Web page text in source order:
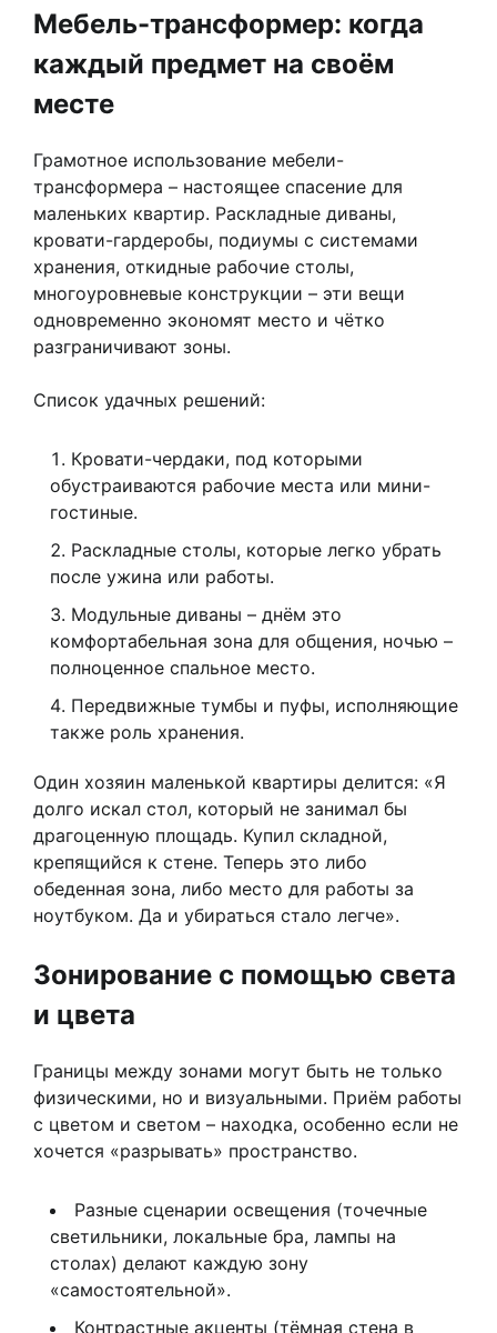
Мебель-трансформер: когда
каждый предмет на своём
месте
Грамотное использование мебели-
трансформера – настоящее спасение для
маленьких квартир. Раскладные диваны,
кровати-гардеробы, подиумы с системами
хранения, откидные рабочие столы,
многоуровневые конструкции – эти вещи
одновременно экономят место и чётко
разграничивают зоны.
Список удачных решений:
Кровати-чердаки, под которыми
обустраиваются рабочие места или мини-
гостиные.
Раскладные столы, которые легко убрать
после ужина или работы.
Модульные диваны – днём это
комфортабельная зона для общения, ночью –
полноценное спальное место.
Передвижные тумбы и пуфы, исполняющие
также роль хранения.
Один хозяин маленькой квартиры делится: «Я
долго искал стол, который не занимал бы
драгоценную площадь. Купил складной,
крепящийся к стене. Теперь это либо
обеденная зона, либо место для работы за
ноутбуком. Да и убираться стало легче».
Зонирование с помощью света
и цвета
Границы между зонами могут быть не только
физическими, но и визуальными. Приём работы
с цветом и светом – находка, особенно если не
хочется «разрывать» пространство.
Разные сценарии освещения (точечные
светильники, локальные бра, лампы на
столах) делают каждую зону
«самостоятельной».
Контрастные акценты (тёмная стена в